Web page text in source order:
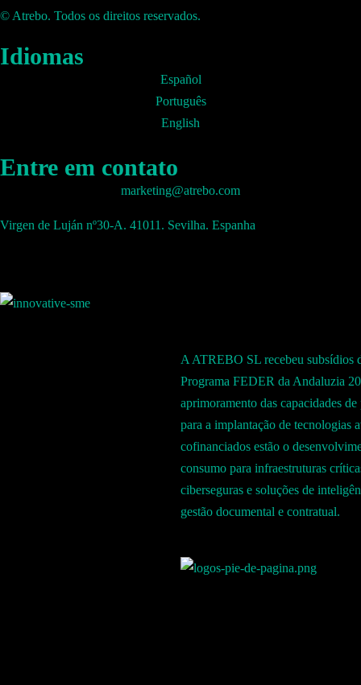
© Atrebo. Todos os direitos reservados.
Idiomas
Español
Português
English
Entre em contato
marketing@atrebo.com
Virgen de Luján nº30-A. 41011. Sevilha. Espanha
A ATREBO SL recebeu subsídios
Programa FEDER da Andaluzia
aprimoramento das capacidades
para a implantação de tecnologias
cofinanciados estão o
consumo para infraestruturas
ciberseguras e soluções de
gestão documental e contratual.